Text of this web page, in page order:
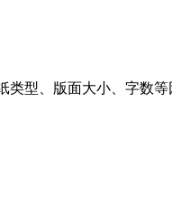
型、版面大小、字数